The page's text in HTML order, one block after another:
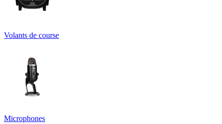
Volants de course
Microphones